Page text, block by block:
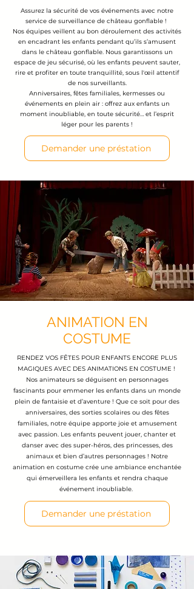
​ANIMATION EN
COSTUME
RENDEZ VOS FÊTES POUR ENFANTS ENCORE PLUS
MAGIQUES AVEC DES ANIMATIONS EN COSTUME !
Nos animateurs se déguisent en personnages
fascinants pour emmener les enfants dans un monde
plein de fantaisie et d’aventure ! Que ce soit pour des
anniversaires, des sorties scolaires ou des fêtes
familiales, notre équipe apporte joie et amusement
avec passion. Les enfants peuvent jouer, chanter et
danser avec des super-héros, des princesses, des
animaux et bien d’autres personnages ! Notre
animation en costume crée une ambiance enchantée
qui émerveillera les enfants et rendra chaque
événement inoubliable.
Demander une préstation
Assurez la sécurité de vos événements avec notre
service de surveillance de château gonflable !
Nos équipes veillent au bon déroulement des activités
en encadrant les enfants pendant qu’ils s’amusent
dans le château gonflable. Nous garantissons un
espace de jeu sécurisé, où les enfants peuvent sauter,
rire et profiter en toute tranquillité, sous l'œil attentif
de nos surveillants.
Anniversaires, fêtes familiales, kermesses ou
événements en plein air : offrez aux enfants un
moment inoubliable, en toute sécurité… et l’esprit
léger pour les parents !
Demander une préstation